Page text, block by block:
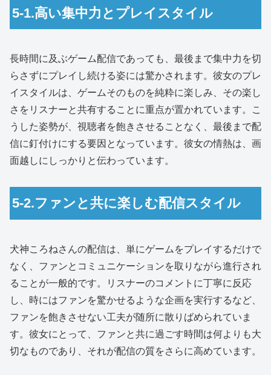
5-1.高い集中力とプレイスタイル
長時間に及ぶゲーム配信であっても、最後まで集中力を切
らさずにプレイし続ける姿には驚かされます。彼女のプレ
イスタイルは、ゲームそのものを純粋に楽しみ、その楽し
さをリスナーと共有することに重点が置かれています。こ
うした姿勢が、視聴者を飽きさせることなく、最後まで配
信に釘付けにする要因となっています。彼女の情熱は、画
面越しにしっかりと伝わっています。
5-2.ファンと共に楽しむ配信スタイル
犬神ころねさんの配信は、単にゲームをプレイするだけで
なく、ファンとコミュニケーションを取りながら進行され
ることが一般的です。リスナーのコメントに丁寧に反応
し、時にはファンを驚かせるような企画を実行するなど、
ファンを飽きさせない工夫が随所に散りばめられていま
す。彼女にとって、ファンと共に過ごす時間は何よりも大
切なものであり、それが配信の質をさらに高めています。